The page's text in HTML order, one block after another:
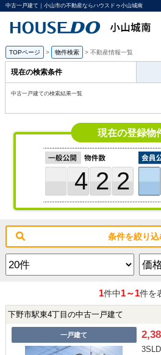
中古一戸建て｜小山市の不動産ならハウスドゥ小山城南
TOPページ > 物件検索 > 不動産情報一覧
現在の検索条件
中古一戸建ての検索結果一覧
現在の登録物
422
条件を絞り込
1件中1～1件を
下野市駅東4丁目の中古一戸建て
一戸建て